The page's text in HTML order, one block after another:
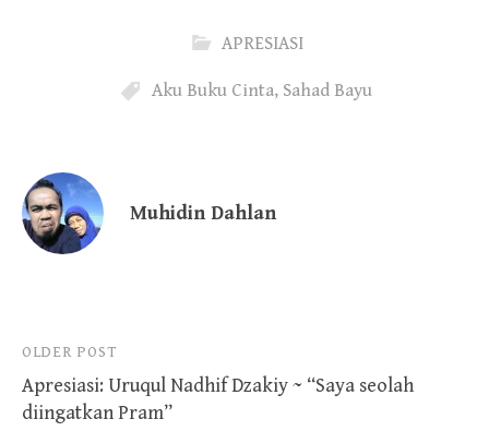
APRESIASI
Aku Buku Cinta, Sahad Bayu
Muhidin Dahlan
Post
navigation
OLDER POST
Apresiasi: Uruqul Nadhif Dzakiy ~ “Saya seolah
diingatkan Pram”